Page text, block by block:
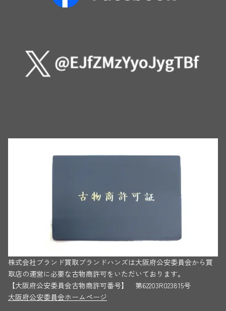
株式会社ブランド買取ブランドハンズは大阪府公安委員会から買
取店の運営に必要な古物商許可をいただいております。
【大阪府公安委員会古物商許可番号】 第62203R023815号
大阪府公安委員会ホームページ